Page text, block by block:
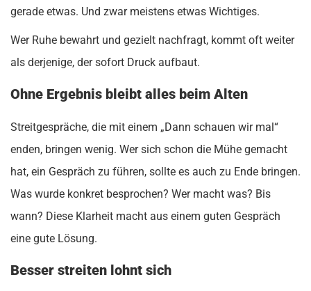
gerade etwas. Und zwar meistens etwas Wichtiges.
Wer Ruhe bewahrt und gezielt nachfragt, kommt oft weiter
als derjenige, der sofort Druck aufbaut.
Ohne Ergebnis bleibt alles beim Alten
Streitgespräche, die mit einem „Dann schauen wir mal“
enden, bringen wenig. Wer sich schon die Mühe gemacht
hat, ein Gespräch zu führen, sollte es auch zu Ende bringen.
Was wurde konkret besprochen? Wer macht was? Bis
wann? Diese Klarheit macht aus einem guten Gespräch
eine gute Lösung.
Besser streiten lohnt sich